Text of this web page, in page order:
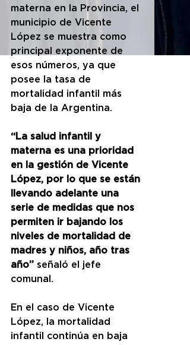
materna en la Provincia, el
municipio de Vicente
López se muestra como
principal exponente de
esos números, ya que
posee la tasa de
mortalidad infantil más
baja de la Argentina.
“La salud infantil y
materna es una prioridad
en la gestión de Vicente
López, por lo que se están
llevando adelante una
serie de medidas que nos
permiten ir bajando los
niveles de mortalidad de
madres y niños, año tras
año” señaló el jefe
comunal.
En el caso de Vicente
López, la mortalidad
infantil continúa en baja